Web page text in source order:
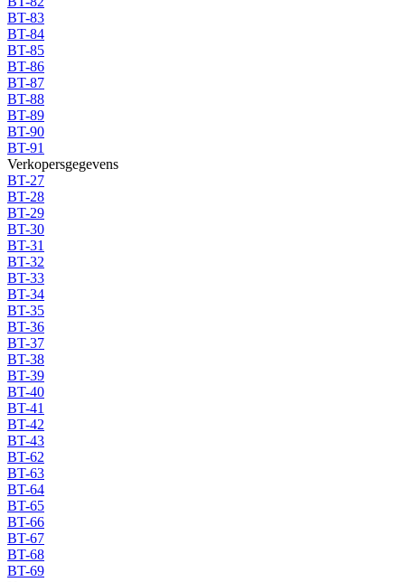
BT-83
BT-84
BT-85
BT-86
BT-87
BT-88
BT-89
BT-90
BT-91
Verkopersgegevens
BT-27
BT-28
BT-29
BT-30
BT-31
BT-32
BT-33
BT-34
BT-35
BT-36
BT-37
BT-38
BT-39
BT-40
BT-41
BT-42
BT-43
BT-62
BT-63
BT-64
BT-65
BT-66
BT-67
BT-68
BT-69